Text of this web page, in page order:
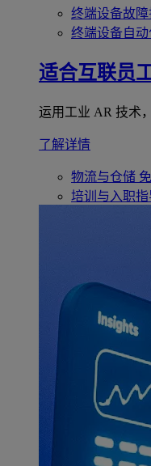
终端设备故障
终端设备自动
适合互联员
运用工业 AR 技术
了解详情
物流与仓储
培训与入职指